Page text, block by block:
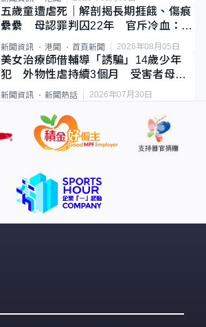
五歲童遭虐死｜解剖揭長期捱餓、傷痕
纍纍 母認罪判囚22年 官斥冷血：同
類案最惡劣
新聞資訊 港聞 首頁新聞 2026年08月05日
美女治療師借輔導「誘騙」14歲少年
犯 外物性虐持續3個月 受害者母：
要保護其他人
新聞資訊 新聞熱話 2026年07月30日